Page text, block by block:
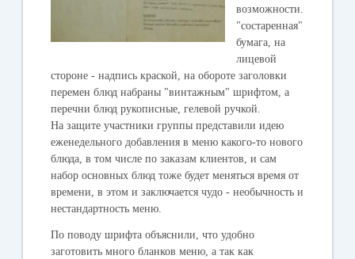
возможности.
"состаренная"
бумага, на
лицевой
стороне - надпись краской, на обороте заголовки
перемен блюд набраны "винтажным" шрифтом, а
перечни блюд рукописные, гелевой ручкой.
На защите участники группы представили идею
еженедельного добавления в меню какого-то нового
блюда, в том числе по заказам клиентов, и сам
набор основных блюд тоже будет меняться время от
времени, в этом и заключается чудо - необычность и
нестандартность меню.
По поводу шрифта объяснили, что удобно
заготовить много бланков меню, а так как